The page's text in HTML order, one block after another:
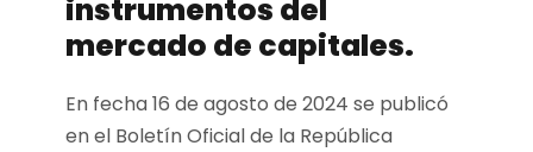
instrumentos del
mercado de capitales.
En fecha 16 de agosto de 2024 se publicó
en el Boletín Oficial de la República